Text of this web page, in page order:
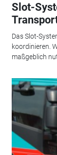
Slot-
Das Slot-
koordinieren.
maßgeblich